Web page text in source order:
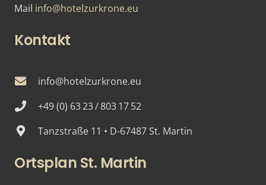
Mail info@hotelzurkrone.eu
Kontakt
info@hotelzurkrone.eu
+49 (0) 63 23 / 803 17 52
Tanzstraße 11 • D-67487 St. Martin
Ortsplan St. Martin